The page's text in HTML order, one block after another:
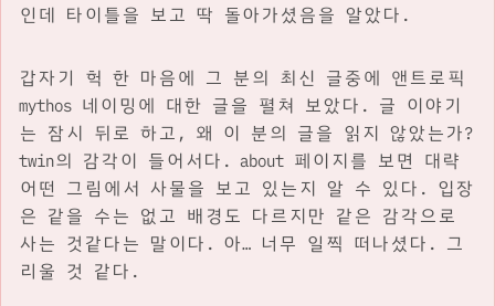
인데 타이틀을 보고 딱 돌아가셨음을 알았다.
갑자기 헉 한 마음에 그 분의 최신 글중에 앤트로픽
mythos 네이밍에 대한 글을 펼쳐 보았다. 글 이야기
는 잠시 뒤로 하고, 왜 이 분의 글을 읽지 않았는가?
twin의 감각이 들어서다. about 페이지를 보면 대략
어떤 그림에서 사물을 보고 있는지 알 수 있다. 입장
은 같을 수는 없고 배경도 다르지만 같은 감각으로
사는 것같다는 말이다. 아… 너무 일찍 떠나셨다. 그
리울 것 같다.